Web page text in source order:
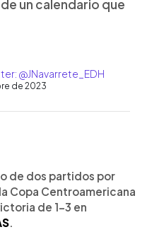
un calendario que
@JNavarrete_EDH
de 2023
de dos partidos por
Copa Centroamericana
de 1-3 en
.